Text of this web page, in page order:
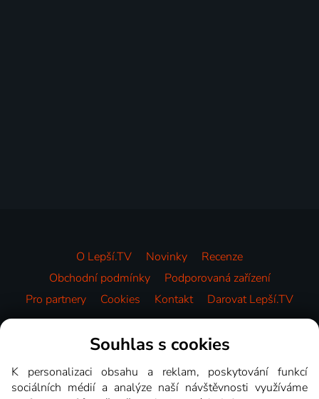
O Lepší.TV Novinky
Recenze
Obchodní podmínky
Podporovaná zařízení
Pro partnery
Cookies Kontakt Darovat Lepší.TV
Videotéka
Souhlas s cookies
K personalizaci obsahu a reklam, poskytování funkcí
sociálních médií a analýze naší návštěvnosti využíváme